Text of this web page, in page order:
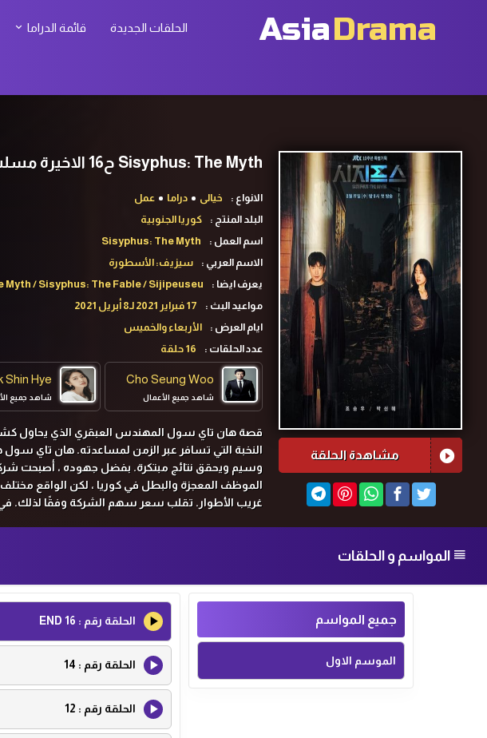
AsiaDrama الحلقات الجديدة قائمة الدراما
مشاهدة الحلقة
Sisyphus: The Myth ح16 الاخيرة مسلسل سيزيف: الأسطورة الحلقة 16الاخيرة مترجمة
الانواع : خيالى دراما
عمل
البلد المنتج :
كوريا الجنوبية
اسم العمل :
Sisyphus: The Myth
الاسم العربي :
سيزيف: الأسطورة
يعرف ايضا :
Myth / Sisyphus: The Fable / Sijipeuseu
مواعيد البث :
17 فبراير 2021 لـ8 أبريل 2021
ايام العرض :
الأربعاء والخميس
عدد الحلقات :
16 حلقة
Cho Seung Woo
شاهد جميع الأعمال
Shin Hye
شاهد جميع
قصة هان تاي سول المهندس العبقري الذي يحاول كشف
النخبة التي تسافر عبر الزمن لمساعدته. هان تاي
وسيم ويحقق نتائج مبتكرة. بفضل جهوده ، أصبحت
غريب الأطوار. تقلب سعر سهم الشركة وفقًا لذلك. في
المواسم و الحلقات
جميع المواسم
الموسم الاول
الحلقة رقم : 16 END
الحلقة رقم : 14
الحلقة رقم : 12